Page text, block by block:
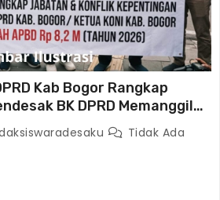
Kab Bogor Rangkap
BK DPRD Memanggil
Rochmawan
Tidak Ada